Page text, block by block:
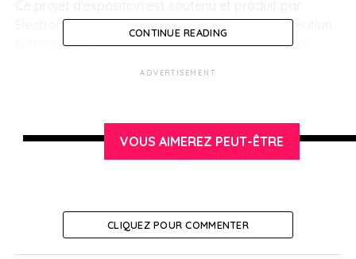
Electronik, en coproduction avec le centre de création
numérique Le Cube, Stereolux et avec le soutien de
Babakanciamis, Sumurbandung, Bandung City, West
Java 40117, Indonésie)
CONTINUE READING
ADVERTISEMENT
VOUS AIMEREZ PEUT-ÊTRE
CLIQUEZ POUR COMMENTER